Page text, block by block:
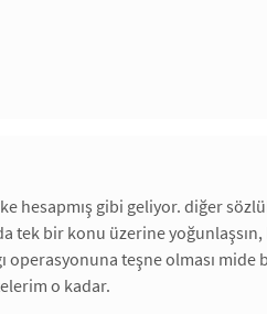
hesapmış gibi geliyor. diğer
bir konu üzerine yoğunlaşsın,
teşne olması
o kadar.